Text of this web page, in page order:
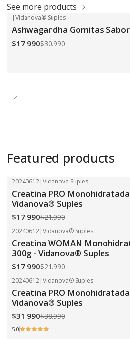
See more products
-42%
|Vidanova® Suples
Ashwagandha Gomitas
$17.990$30.990
Featured products
-18% OFF
20240612|Vidanova Suples
Creatina PRO
Vidanova® Suples
$17.990$21.990
-18% OFF
20240612|Vidanova® Suples
Creatina WOMAN
300g - Vidanova® Suples
$17.990$21.990
-18% OFF
20240612|Vidanova® Suples
Creatina PRO
Vidanova® Suples
$31.990$38.990
5.0